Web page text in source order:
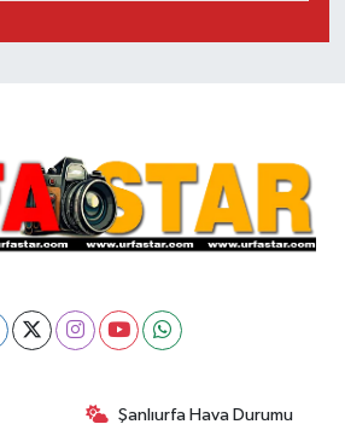
Şanlıurfa Hava Durumu